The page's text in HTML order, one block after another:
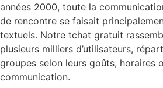
années 2000, toute la
de rencontre se faisait
textuels. Notre tchat gratuit
plusieurs milliers d’utilisateurs,
groupes selon leurs goûts, horaires
communication.